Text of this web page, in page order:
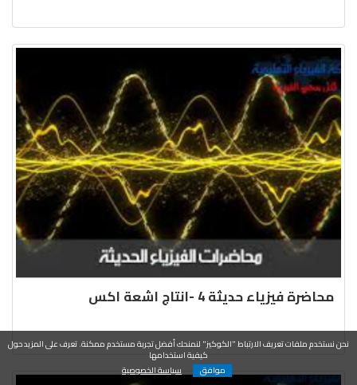
محاضرة فيزياء حديثة 4 -انتاج اشعة اكس
نحن نستخدم ملفات تعريف الارتباط "الكوكيز" لنمنحك أفضل تجربة مستخدم ممكنة. تعرف على المزيد حول
كيفية استخدامها
موافق
سياسة الخصوصية